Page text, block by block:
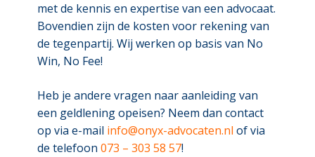
met de kennis en expertise van een advocaat.
Bovendien zijn de kosten voor rekening van
de tegenpartij. Wij werken op basis van No
Win, No Fee!
Heb je andere vragen naar aanleiding van
een geldlening opeisen? Neem dan contact
op via e-mail info@onyx-advocaten.nl of via
de telefoon 073 – 303 58 57!